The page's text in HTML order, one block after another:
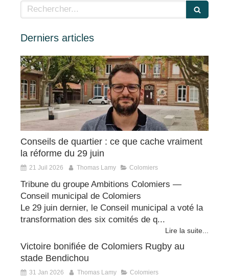
Rechercher
Derniers articles
Conseils de quartier : ce que cache vraiment
la réforme du 29 juin
21 Juil 2026 Thomas Lamy Colomiers
Tribune du groupe Ambitions Colomiers —
Conseil municipal de Colomiers
Le 29 juin dernier, le Conseil municipal a voté la
transformation des six comités de q...
Lire la suite...
Victoire bonifiée de Colomiers Rugby au
stade Bendichou
31 Jan 2026 Thomas Lamy Colomiers